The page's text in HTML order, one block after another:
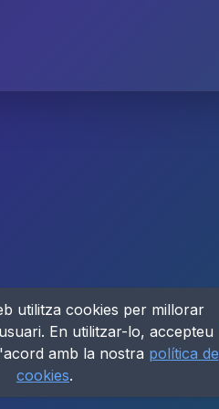
utilitza cookies per millorar
En utilitzar-lo, accepteu
amb la nostra política de
cookies.